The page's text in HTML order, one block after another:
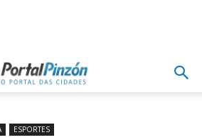
ESPORTES